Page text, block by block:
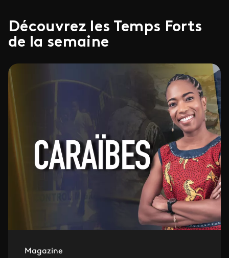
Découvrez les Temps Forts
de la semaine
Magazine